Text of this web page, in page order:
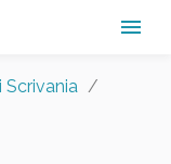

Scrivania